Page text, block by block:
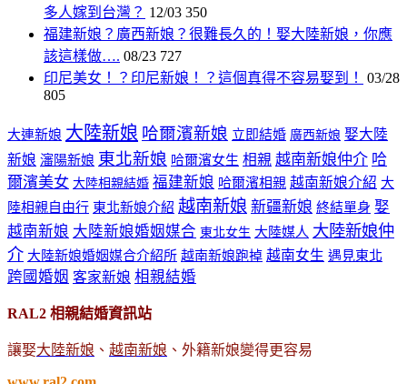
多人嫁到台灣？ 12/03 350
福建新娘？廣西新娘？很難長久的！娶大陸新娘，你應
該這樣做…. 08/23 727
印尼美女！？印尼新娘！？這個真得不容易娶到！
03/28
805
大連新娘 大陸新娘 哈爾濱新娘 立即結婚 廣西新娘 娶大陸
新娘 瀋陽新娘 東北新娘 哈爾濱女生 相親 越南新娘仲介 哈
爾濱美女 大陸相親結婚 福建新娘 哈爾濱相親 越南新娘介紹 大
陸相親自由行 東北新娘介紹 越南新娘 新疆新娘 終結單身 娶
越南新娘 大陸新娘婚姻媒合 東北女生 大陸媒人 大陸新娘仲
介 大陸新娘婚姻媒合介紹所 越南新娘跑掉 越南女生 遇見東北
跨國婚姻 客家新娘 相親結婚
RAL2 相親結婚資訊站
讓娶大陸新娘 、 越南新娘 、外籍新娘變得更容易